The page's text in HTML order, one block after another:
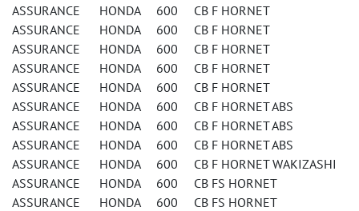
ASSURANCE HONDA 600 CB F HORNET
ASSURANCE HONDA 600 CB F HORNET
ASSURANCE HONDA 600 CB F HORNET
ASSURANCE HONDA 600 CB F HORNET
ASSURANCE HONDA 600 CB F HORNET
ASSURANCE HONDA 600 CB F HORNET ABS
ASSURANCE HONDA 600 CB F HORNET ABS
ASSURANCE HONDA 600 CB F HORNET ABS
ASSURANCE HONDA 600 CB F HORNET WAKIZASHI
ASSURANCE HONDA 600 CB FS HORNET
ASSURANCE HONDA 600 CB FS HORNET